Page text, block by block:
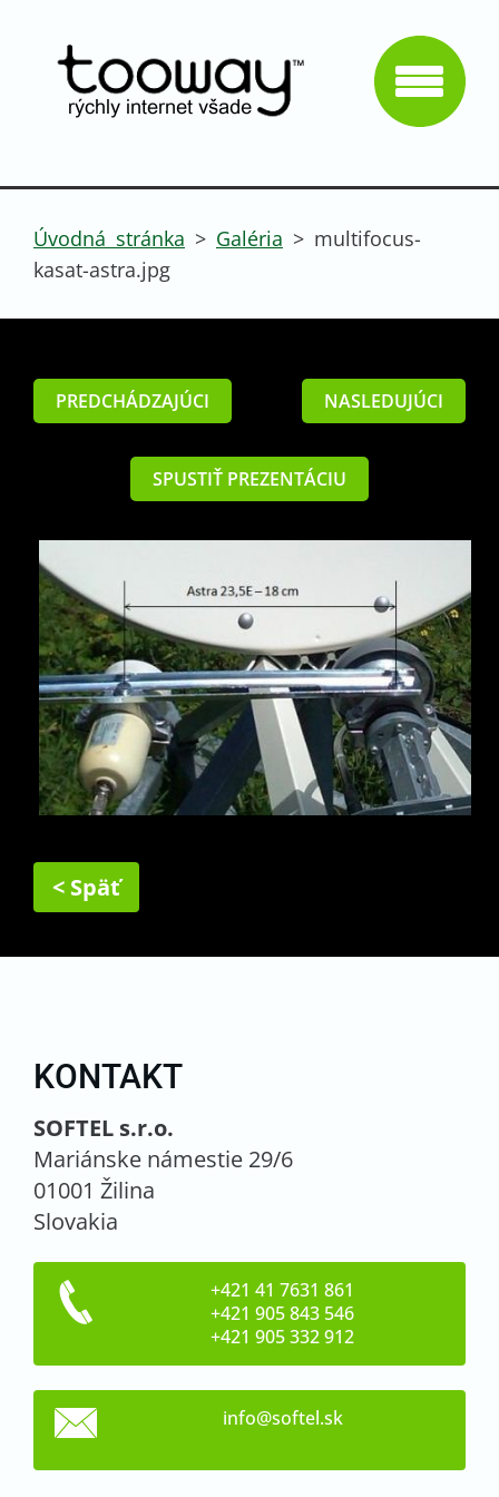
Úvodná stránka > Galéria > multifocus-
kasat-astra.jpg
PREDCHÁDZAJÚCI NASLEDUJÚCI
SPUSTIŤ PREZENTÁCIU
< Späť
KONTAKT
SOFTEL s.r.o.
Mariánske námestie 29/6
01001 Žilina
Slovakia
+421 41 7631 861
+421 905 843 546
+421 905 332 912
info@softel.sk